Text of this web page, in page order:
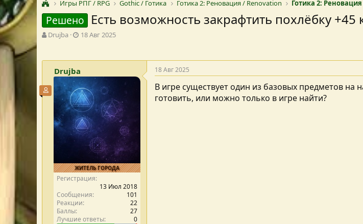
Игры РПГ / RPG Gothic / Готика Готика 2: Реновация / Renovation Готика 2:
Решено Есть возможность закрафтить похлёбку +45
А
о
е
м
Drujba
Д
а
с
о
з
д
а
н
и
я
18 Авг 2025
Drujba
ЖИТЕЛЬ ГОРОДА
Участник форума
Регистрация
13 Июл 2018
Сообщения
101
Реакции
22
Баллы
27
Лучшие ответы
0
18 Авг 2025
В игре существует один из базовых предметов на
готовить, или можно только в игре найти?